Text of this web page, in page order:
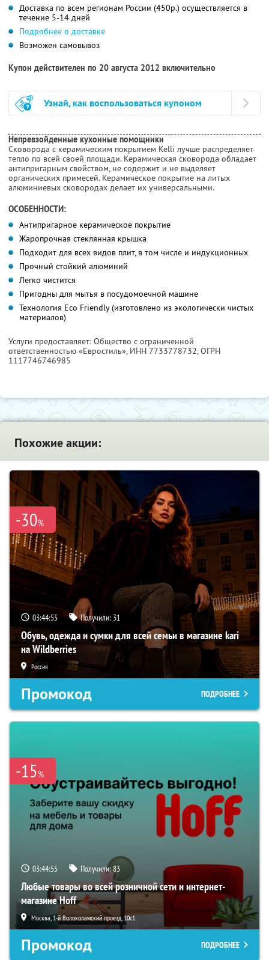
Доставка по всем регионам России (450р.) осуществляется в
течение 5-14 дней
Подробнее о доставке
Возможен самовывоз
Купон действителен по 20 августа 2012 включительно
Узнай, как воспользоваться купоном
Непревзойденные кухонные помощники
Сковорода с керамическим покрытием Kelli лучше распределяет
тепло по всей своей площади. Керамическая сковорода обладает
антипригарным свойством, не содержит и не выделяет
органических примесей. Керамическое покрытие на литых
алюминиевых сковородах делает их универсальными.
ОСОБЕННОСТИ:
Антипригарное керамическое покрытие
Жаропрочная стеклянная крышка
Подходит для всех видов плит, в том числе и индукционных
Прочный стойкий алюминий
Легко чистится
Пригодны для мытья в посудомоечной машине
Технология Eco Friendly (изготовлено из экологически чистых
материалов)
Услуги предоставляет: Общество с ограниченной
ответственностью «Евростиль», ИНН 7733778732, ОГРН
1117746746985
Похожие акции:
-30%
03:44:54 Получили: 31
Обувь, одежда и сумки для всей семьи в магазине kari
на Wildberries
Россия
Промокод ПОДРОБНЕЕ
-15%
03:44:54 Получили:83
Любые товары во всей розничной сети и интернет-
магазине Hoff
Москва, 1-й Волоколамский проезд, 10с1
Промокод ПОДРОБНЕЕ